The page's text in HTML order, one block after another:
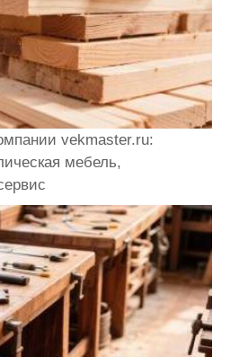
vekmaster.ru:
мебель,